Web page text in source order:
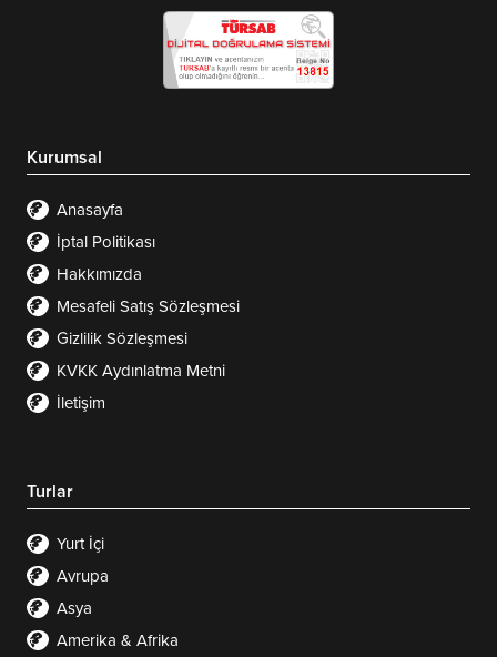
Kurumsal
Anasayfa
İptal Politikası
Hakkımızda
Mesafeli Satış Sözleşmesi
Gizlilik Sözleşmesi
KVKK Aydınlatma Metni
İletişim
Turlar
Yurt İçi
Avrupa
Asya
Amerika & Afrika